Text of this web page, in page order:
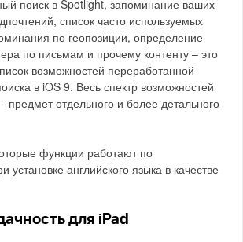
поиск в Spotlight, запоминание ваших
список часто используемых
по геопозиции, определение
по письмам и прочему контенту – это
возможностей переработанной
в iOS 9. Весь спектр возможностей
предмет отдельного и более детального
функции работают по
установке английского языка в качестве
для iPad